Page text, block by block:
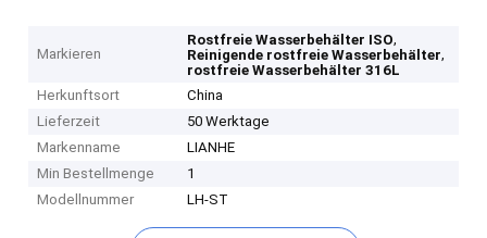
Markieren
Rostfreie Wasserbehälter ISO,
Reinigende rostfreie Wasserbehälter,
rostfreie Wasserbehälter 316L
Herkunftsort
China
Lieferzeit
50 Werktage
Markenname
LIANHE
Min Bestellmenge
1
Modellnummer
LH-ST